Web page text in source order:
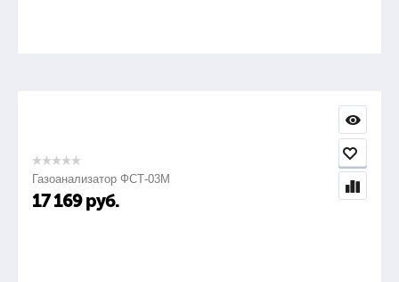
Газоанализатор ФСТ-03М
17 169 руб.